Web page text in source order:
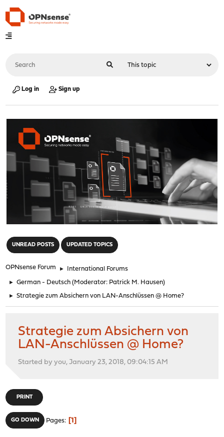
Log in Sign up
UNREAD POSTS UPDATED TOPICS
OPNsense Forum ► International Forums
► German - Deutsch (Moderator: Patrick M. Hausen)
► Strategie zum Absichern von LAN-Anschlüssen @ Home?
Strategie zum Absichern von
LAN-Anschlüssen @ Home?
Started by you, January 23, 2018, 09:04:15 AM
PRINT
GO DOWN Pages 1